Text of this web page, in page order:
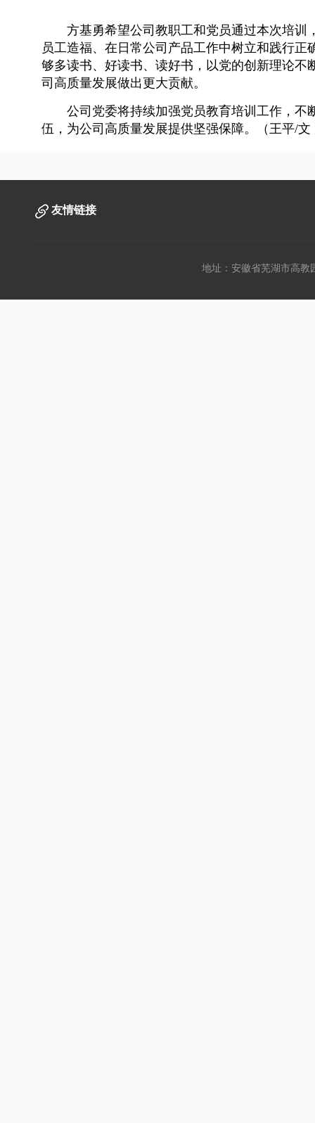
方基勇希望公司教职工和党员通过本次培
员工造福、在日常公司产品工作中树立和践行
够多读书、好读书、读好书，以党的创新理论
司高质量发展做出更大贡献。
公司党委将持续加强党员教育培训工作，
伍，为公司高质量发展提供坚强保障。（王平/文
友情链接
地址：安徽省芜湖市高